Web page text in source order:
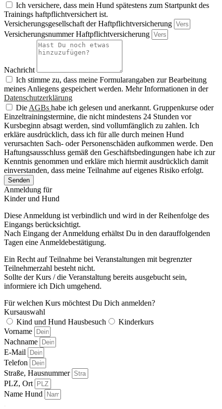
Ich versichere, dass mein Hund spätestens zum Startpunkt des
Trainings haftpflichtversichert ist.
Versicherungsgesellschaft der Haftpflichtversicherung
Versicherungsnummer Haftpflichtversicherung
Nachricht
Ich stimme zu, dass meine Formularangaben zur Bearbeitung
meines Anliegens gespeichert werden. Mehr Informationen in der
Datenschutzerklärung
Die AGBs habe ich gelesen und anerkannt. Gruppenkurse oder
Einzeltrainingstermine, die nicht mindestens 24 Stunden vor
Kursbeginn absagt werden, sind vollumfänglich zu zahlen. Ich
erkläre ausdrücklich, dass ich für alle durch meinen Hund
verursachten Sach- oder Personenschäden aufkommen werde. Den
Haftungsausschluss gemäß den Geschäftsbedingungen habe ich zur
Kenntnis genommen und erkläre mich hiermit ausdrücklich damit
einverstanden, dass meine Teilnahme auf eigenes Risiko erfolgt.
Senden
Anmeldung für
Kinder und Hund
Diese Anmeldung ist verbindlich und wird in der Reihenfolge des
Eingangs berücksichtigt.
Nach Eingang der Anmeldung erhältst Du in den darauffolgenden
Tagen eine Anmeldebestätigung.
Ein Recht auf Teilnahme bei Veranstaltungen mit begrenzter
Teilnehmerzahl besteht nicht.
Sollte der Kurs / die Veranstaltung bereits ausgebucht sein,
informiere ich Dich umgehend.
Für welchen Kurs möchtest Du Dich anmelden?
Kursauswahl
Kind und Hund Hausbesuch
Kinderkurs
Vorname
Nachname
E-Mail
Telefon
Straße, Hausnummer
PLZ, Ort
Name Hund